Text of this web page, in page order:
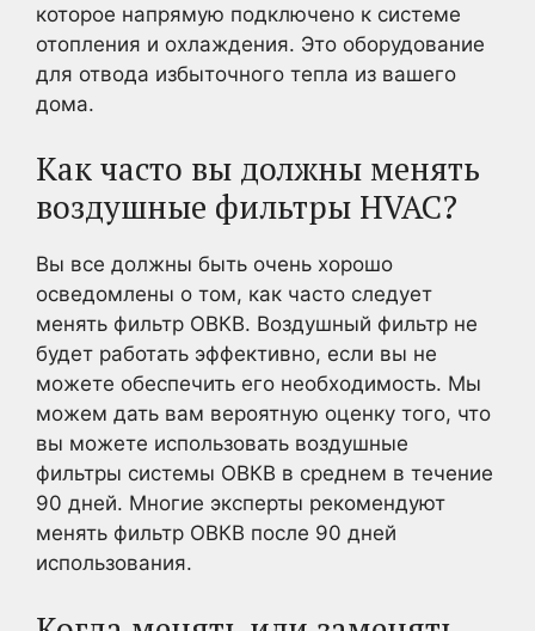
которое напрямую подключено к системе
отопления и охлаждения. Это оборудование
для отвода избыточного тепла из вашего
дома.
Как часто вы должны менять
воздушные фильтры HVAC?
Вы все должны быть очень хорошо
осведомлены о том, как часто следует
менять фильтр ОВКВ. Воздушный фильтр не
будет работать эффективно, если вы не
можете обеспечить его необходимость. Мы
можем дать вам вероятную оценку того, что
вы можете использовать воздушные
фильтры системы ОВКВ в среднем в течение
90 дней. Многие эксперты рекомендуют
менять фильтр ОВКВ после 90 дней
использования.